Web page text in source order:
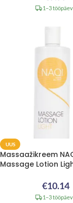
1–3
UUS
Massaažikreem
Massage Lotion
€10.14
1–3